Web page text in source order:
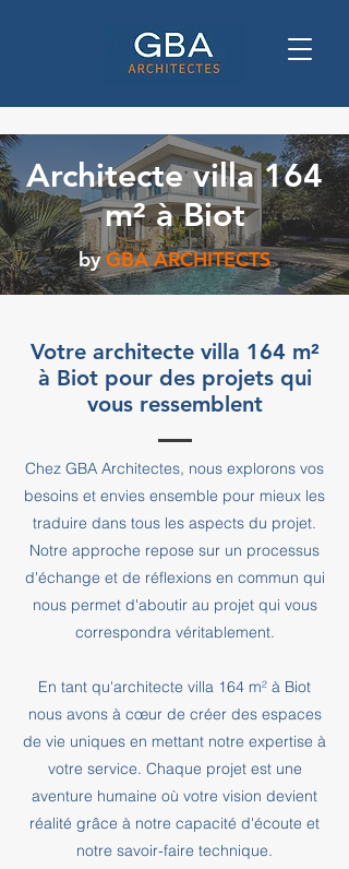
Architecte villa 164
m² à Biot
by GBA ARCHITECTS
Votre architecte villa 164 m²
à Biot pour des projets qui
vous ressemblent
Chez GBA Architectes, nous explorons vos
besoins et envies ensemble pour mieux les
traduire dans tous les aspects du projet.
Notre approche repose sur un processus
d'échange et de réflexions en commun qui
nous permet d'aboutir au projet qui vous
correspondra véritablement.
En tant qu'architecte villa 164 m² à Biot
nous avons à cœur de créer des espaces
de vie uniques en mettant notre expertise à
votre service. Chaque projet est une
aventure humaine où votre vision devient
réalité grâce à notre capacité d'écoute et
notre savoir-faire technique.